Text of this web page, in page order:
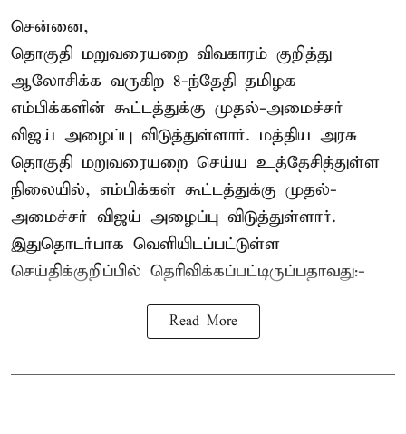
சென்னை,
தொகுதி மறுவரையறை விவகாரம் குறித்து
ஆலோசிக்க வருகிற 8-ந்தேதி தமிழக
எம்பிக்களின் கூட்டத்துக்கு முதல்-அமைச்சர்
விஜய் அழைப்பு விடுத்துள்ளார். மத்திய அரசு
தொகுதி மறுவரையறை செய்ய உத்தேசித்துள்ள
நிலையில், எம்பிக்கள் கூட்டத்துக்கு முதல்-
அமைச்சர் விஜய் அழைப்பு விடுத்துள்ளார்.
இதுதொடர்பாக வெளியிடப்பட்டுள்ள
செய்திக்குறிப்பில் தெரிவிக்கப்பட்டிருப்பதாவது:-
Read More